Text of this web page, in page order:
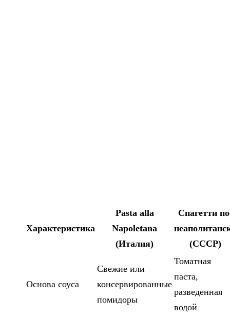
Характеристика
Pasta alla
Napoletana
(Италия)
Спагетти
(СССР)
Основа соуса
Свежие или
консервированные
помидоры
Томатная
паста,
разведенная
водой